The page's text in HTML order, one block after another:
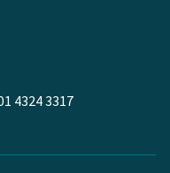
4324 3317